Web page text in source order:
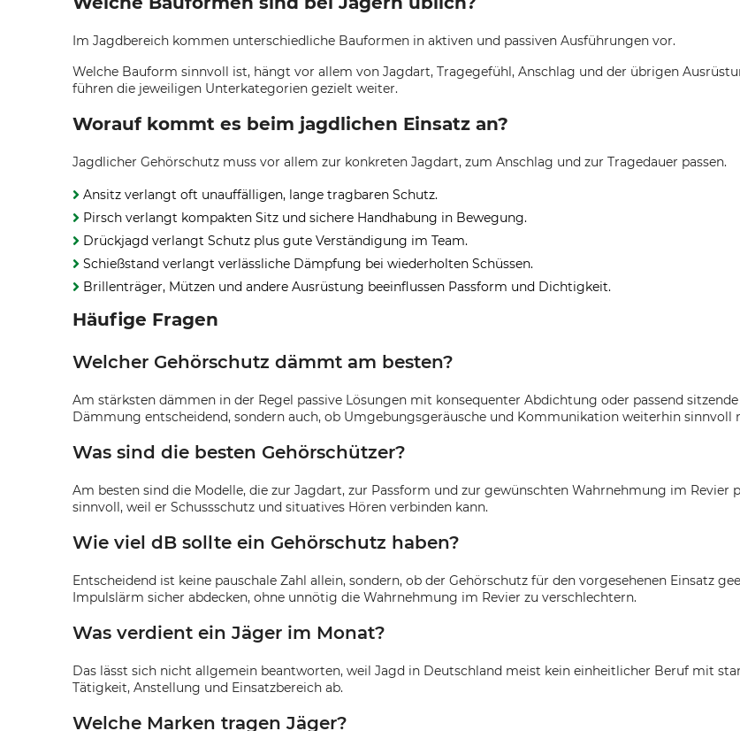
Im Jagdbereich kommen unterschiedliche Bauformen in aktiven und passiven Ausführungen vor.
Welche Bauform sinnvoll ist, hängt vor allem von Jagdart, Tragegefühl, Anschlag und der übrigen
führen die jeweiligen Unterkategorien gezielt weiter.
Worauf kommt es beim jagdlichen Einsatz an?
Jagdlicher Gehörschutz muss vor allem zur konkreten Jagdart, zum Anschlag und zur Tragedauer passen.
Ansitz verlangt oft unauffälligen, lange tragbaren Schutz.
Pirsch verlangt kompakten Sitz und sichere Handhabung in Bewegung.
Drückjagd verlangt Schutz plus gute Verständigung im Team.
Schießstand verlangt verlässliche Dämpfung bei wiederholten Schüssen.
Brillenträger, Mützen und andere Ausrüstung beeinflussen Passform und Dichtigkeit.
Häufige Fragen
Welcher Gehörschutz dämmt am besten?
Am stärksten dämmen in der Regel passive Lösungen mit konsequenter Abdichtung oder passend sitzende
Dämmung entscheidend, sondern auch, ob Umgebungsgeräusche und Kommunikation weiterhin sinnvoll
Was sind die besten Gehörschützer?
Am besten sind die Modelle, die zur Jagdart, zur Passform und zur gewünschten Wahrnehmung im Revier
sinnvoll, weil er Schussschutz und situatives Hören verbinden kann.
Wie viel dB sollte ein Gehörschutz haben?
Entscheidend ist keine pauschale Zahl allein, sondern, ob der Gehörschutz für den vorgesehenen Einsatz
Impulslärm sicher abdecken, ohne unnötig die Wahrnehmung im Revier zu verschlechtern.
Was verdient ein Jäger im Monat?
Das lässt sich nicht allgemein beantworten, weil Jagd in Deutschland meist kein einheitlicher Beruf mit
Tätigkeit, Anstellung und Einsatzbereich ab.
Welche Marken tragen Jäger?